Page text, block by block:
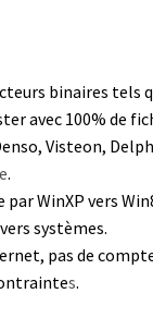
binaires tels
avec 100% de
Visteon,
e.
par WinXP vers
systèmes.
pas de
s.